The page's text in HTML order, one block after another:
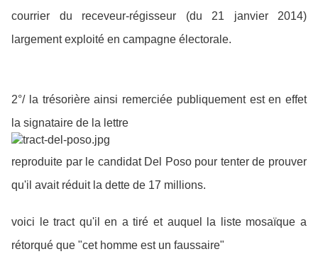
courrier du receveur-régisseur (du 21 janvier 2014)
largement exploité en campagne électorale.
2°/ la trésorière ainsi remerciée publiquement est en effet
la signataire de la lettre
reproduite par le candidat Del Poso pour tenter de prouver
qu'il avait réduit la dette de 17 millions.
voici le tract qu'il en a tiré et auquel la liste mosaïque a
rétorqué que "cet homme est un faussaire"